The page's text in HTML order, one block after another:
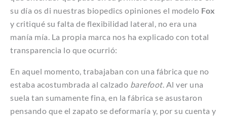
su día os di nuestras biopedics opiniones el modelo Fox
y critiqué su falta de flexibilidad lateral, no era una
manía mía. La propia marca nos ha explicado con total
transparencia lo que ocurrió:
En aquel momento, trabajaban con una fábrica que no
estaba acostumbrada al calzado barefoot. Al ver una
suela tan sumamente fina, en la fábrica se asustaron
pensando que el zapato se deformaría y, por su cuenta y